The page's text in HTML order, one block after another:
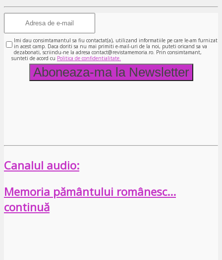
Imi dau consimtamantul sa fiu contactat(a), utilizand informatiile pe care le-am furnizat
in acest camp. Daca doriti sa nu mai primiti e-mail-uri de la noi, puteti oricand sa va
dezabonati, scriindu-ne la adresa contact@revistamemoria.ro. Prin consimtamant,
sunteti de acord cu Politica de confidentialitate.
Canalul audio:
Memoria pământului românesc…
continuă